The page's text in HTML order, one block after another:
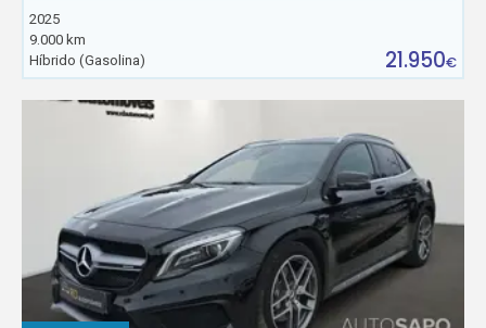
2025
9.000 km
Híbrido (Gasolina)
21.950€